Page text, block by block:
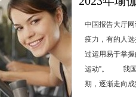
中国报告大厅
疫力，有的人
过运用易于掌
运动”。 我国
期，逐渐走向